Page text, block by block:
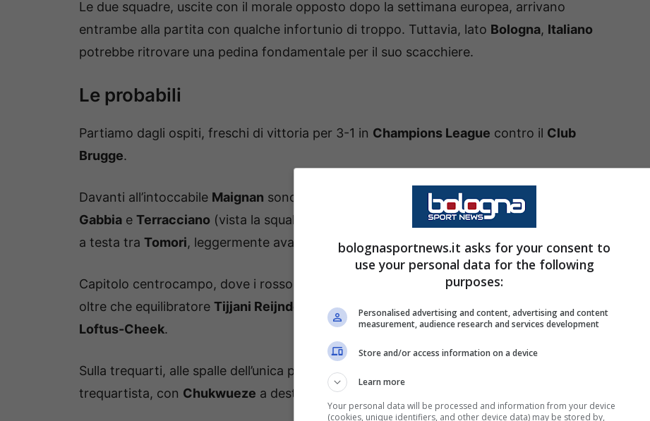
Le due squadre, uscite con il morale opposto dopo la settimana europea, arrivano
entrambe alla partita con qualche infortunio di troppo. Tuttavia, lato Bologna, Italiano
potrebbe ritrovare una pedina fondamentale per il suo scacchiere.
Le probabili
Partiamo dagli ospiti, freschi di vittoria per 3-1 in Champions League contro il Club
Brugge.
Davanti all’intoccabile Maignan sono pronti, da destra a sinistra,Emerson Royal
Gabbia e Terracciano (vista la squalifica di Theo Hernandez). L’ultima maglia è un testa
a testa tra Tomori, leggermente avanti, e Pavlovic.
Capitolo centrocampo, dove i rossoneri non potranno contare sul mattatore di martedì,
oltre che equilibratore Tijjani Reijnders . Al suo posto, al fianco di Fofana , agirà
Ruben
Loftus-Cheek.
Sulla trequarti, alle spalle dell’unica punta Morata
trequartista, con Chukwueze a destra e uno tra
bolognasportnews.it asks for your consent to
use your personal data for the following
purposes:
Personalised advertising and content, advertising and content
measurement, audience research and services development
Store and/or access information on a device
Learn more
Your personal data will be processed and information from your device
(cookies, unique identifiers, and other device data) may be stored by,